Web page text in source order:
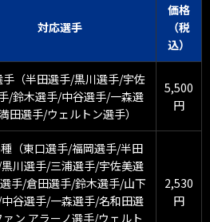
対応選手
価格
（税
込）
手（半田選手/黒川選手/宇佐
/鈴木選手/中谷選手/一森選
田選手/ウェルトン選手）
5,500
円
（東口選手/福岡選手/半田
川選手/三浦選手/宇佐美選
手/倉田選手/鈴木選手/山下
谷選手/一森選手/名和田選
ン アラーノ選手/ウェルト
2,530
円